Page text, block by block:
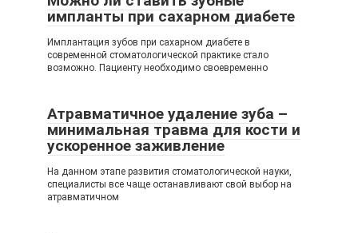
импланты при сахарном диабете
Имплантация зубов при сахарном диабете в
современной стоматологической практике стало
возможно. Пациенту необходимо своевременно
Атравматичное удаление зуба –
минимальная травма для кости и
ускоренное заживление
На данном этапе развития стоматологической науки,
специалисты все чаще останавливают свой выбор на
атравматичном